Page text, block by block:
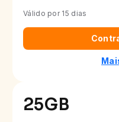
Válido por 15 dias
25GB